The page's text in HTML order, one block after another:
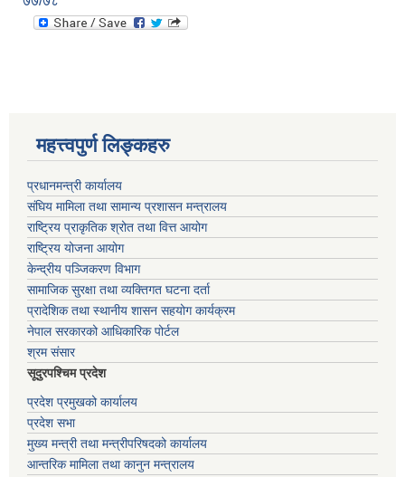
महत्त्वपुर्ण लिङ्कहरु
प्रधानमन्त्री कार्यालय
संघिय मामिला तथा सामान्य प्रशासन मन्त्रालय
राष्ट्रिय प्राकृतिक श्रोत तथा वित्त आयोग
राष्ट्रिय योजना आयोग
केन्द्रीय पञ्जिकरण विभाग
सामाजिक सुरक्षा तथा व्यक्तिगत घटना दर्ता
प्रादेशिक तथा स्थानीय शासन सहयोग कार्यक्रम
नेपाल सरकारको आधिकारिक पोर्टल
श्रम संसार
सूदुरपश्चिम प्रदेश
प्रदेश प्रमुखको कार्यालय
प्रदेश सभा
मुख्य मन्त्री तथा मन्त्रीपरिषदको कार्यालय
आन्तरिक मामिला तथा कानुन मन्त्रालय